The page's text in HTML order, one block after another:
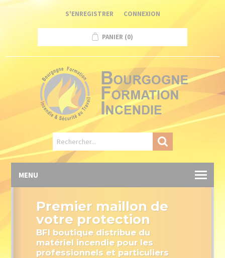
S'ENREGISTRER CONNEXION
PANIER (0)
MENU
Premier maillon de
votre protection
BFI boutique distribue du
matériel incendie pour les
professionnels et particuliers
Panneau de gestion des cookies